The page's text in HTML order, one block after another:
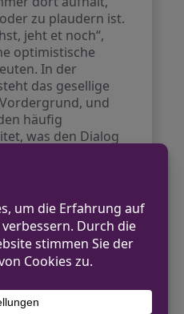
zu plaudern ist.
jeht et noch“,
optimistische
In der
das gesellige
und
häufig
was den Dialog
Hierbei kann
dass Gerüchte
kommen, und
und der
Rheinländer
nicht alles